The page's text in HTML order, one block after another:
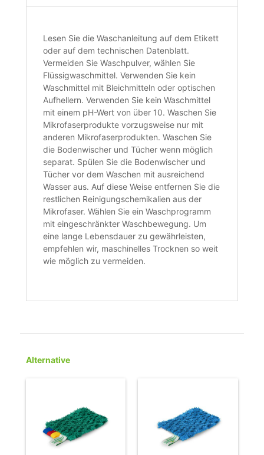
Lesen Sie die Waschanleitung auf dem Etikett
oder auf dem technischen Datenblatt.
Vermeiden Sie Waschpulver, wählen Sie
Flüssigwaschmittel. Verwenden Sie kein
Waschmittel mit Bleichmitteln oder optischen
Aufhellern. Verwenden Sie kein Waschmittel
mit einem pH-Wert von über 10. Waschen Sie
Mikrofaserprodukte vorzugsweise nur mit
anderen Mikrofaserprodukten. Waschen Sie
die Bodenwischer und Tücher wenn möglich
separat. Spülen Sie die Bodenwischer und
Tücher vor dem Waschen mit ausreichend
Wasser aus. Auf diese Weise entfernen Sie die
restlichen Reinigungschemikalien aus der
Mikrofaser. Wählen Sie ein Waschprogramm
mit eingeschränkter Waschbewegung. Um
eine lange Lebensdauer zu gewährleisten,
empfehlen wir, maschinelles Trocknen so weit
wie möglich zu vermeiden.
Alternative